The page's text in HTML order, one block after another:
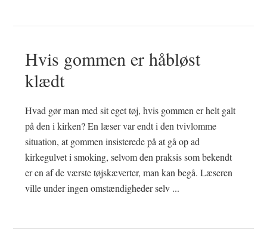
Hvis gommen er håbløst
klædt
Hvad gør man med sit eget tøj, hvis gommen er helt galt
på den i kirken? En læser var endt i den tvivlomme
situation, at gommen insisterede på at gå op ad
kirkegulvet i smoking, selvom den praksis som bekendt
er en af de værste tøjskæverter, man kan begå. Læseren
ville under ingen omstændigheder selv ...